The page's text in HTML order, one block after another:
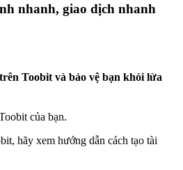
nhanh, giao dịch nhanh
Toobit và bảo vệ bạn khỏi lừa
của bạn.
hãy xem hướng dẫn cách tạo tài